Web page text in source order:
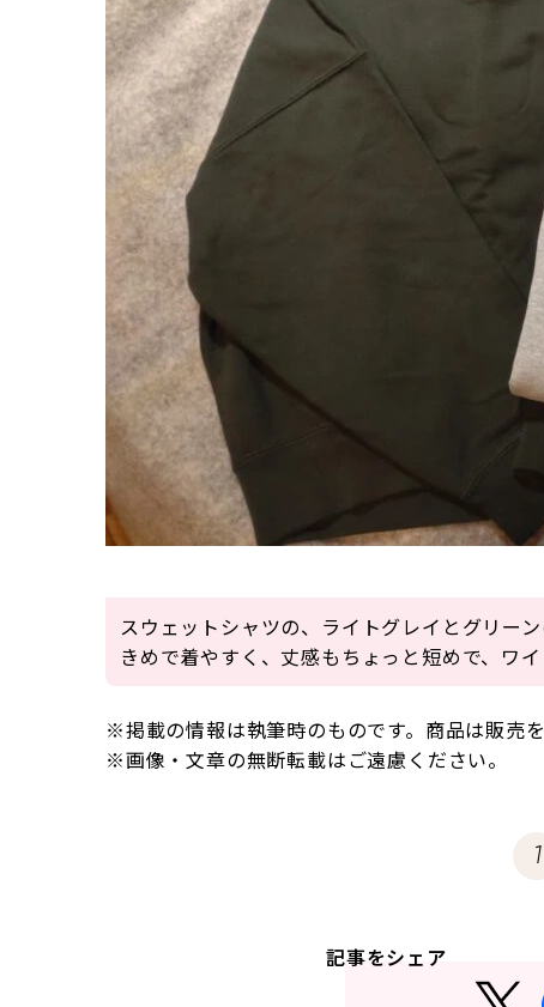
スウェットシャツの、ライトグレイとグリー
きめで着やすく、丈感もちょっと短めで、ワ
※掲載の情報は執筆時のものです。商品は販売
※画像・文章の無断転載はご遠慮ください。
1
記事をシェア